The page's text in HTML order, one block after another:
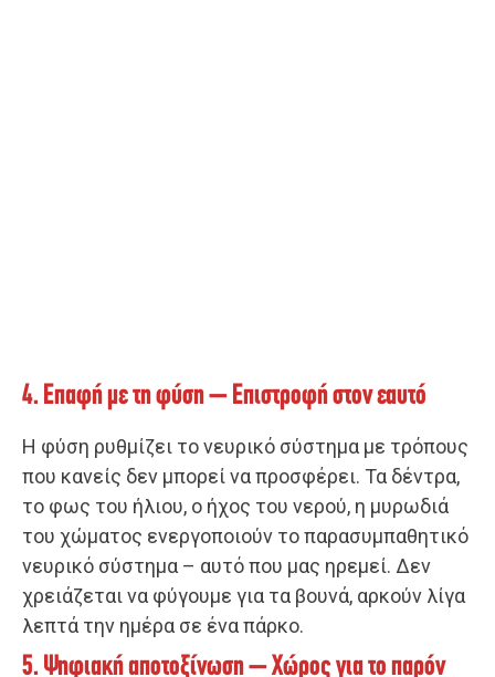
4. Επαφή με τη φύση – Επιστροφή στον εαυτό
Η φύση ρυθμίζει το νευρικό σύστημα με τρόπους
που κανείς δεν μπορεί να προσφέρει. Τα δέντρα,
το φως του ήλιου, ο ήχος του νερού, η μυρωδιά
του χώματος ενεργοποιούν το παρασυμπαθητικό
νευρικό σύστημα – αυτό που μας ηρεμεί. Δεν
χρειάζεται να φύγουμε για τα βουνά, αρκούν λίγα
λεπτά την ημέρα σε ένα πάρκο.
5. Ψηφιακή αποτοξίνωση – Χώρος για το παρόν